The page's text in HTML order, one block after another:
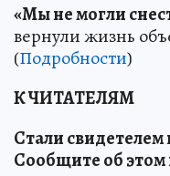
«Мы не могли
вернули жизнь
(Подробности)
К ЧИТАТЕЛЯМ
Стали
Сообщите об